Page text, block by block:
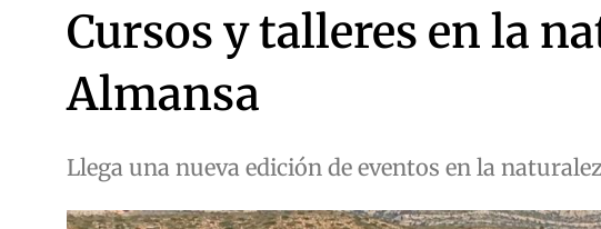
Cursos y talleres en la
Almansa
Llega una nueva edición de eventos en la